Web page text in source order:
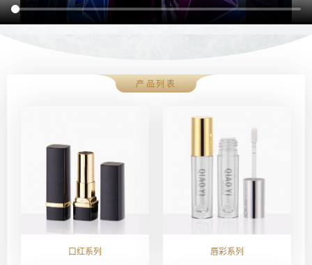
产品列表
口红系列 唇彩系列